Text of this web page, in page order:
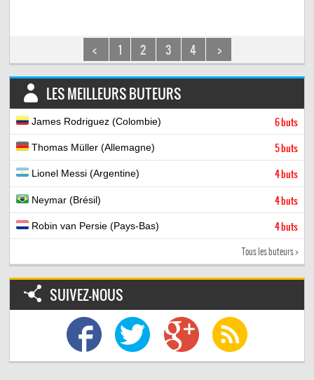
< 1 2 3 4 >
LES MEILLEURS BUTEURS
James Rodriguez (Colombie) 6 buts
Thomas Müller (Allemagne) 5 buts
Lionel Messi (Argentine) 4 buts
Neymar (Brésil) 4 buts
Robin van Persie (Pays-Bas) 4 buts
Tous les buteurs >
SUIVEZ-NOUS